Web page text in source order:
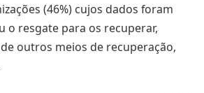
(46%) cujos dados foram
o resgate para os recuperar,
outros meios de recuperação,